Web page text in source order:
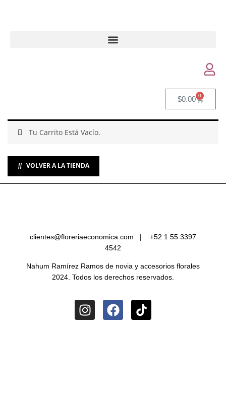
$0.00 0
Tu Carrito Está Vacío.
VOLVER A LA TIENDA
clientes@floreriaeconomica.com | +52 1 55 3397
4542
Nahum Ramírez Ramos de novia y accesorios florales
2024. Todos los derechos reservados.